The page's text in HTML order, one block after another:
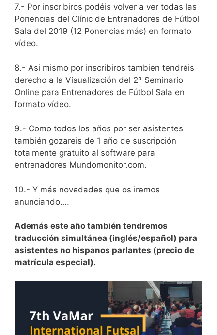
7.- Por inscribiros podéis volver a ver todas las
Ponencias del Clínic de Entrenadores de Fútbol
Sala del 2019 (12 Ponencias más) en formato
vídeo.
8.- Asi mismo por inscribiros tambien tendréis
derecho a la Visualización del 2º Seminario
Online para Entrenadores de Fútbol Sala en
formato vídeo.
9.- Como todos los años por ser asistentes
también gozareis de 1 año de suscripción
totalmente gratuito al software para
entrenadores Mundomonitor.com.
10.- Y más novedades que os iremos
anunciando….
Además este año también tendremos
traducción simultánea (inglés/español) para
asistentes no hispanos parlantes (precio de
matrícula especial).